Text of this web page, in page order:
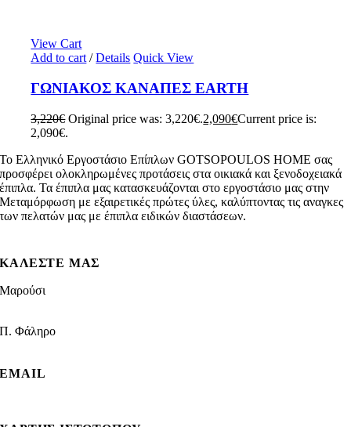
View Cart
Add to cart / Details Quick View
ΓΩΝΙΑΚΟΣ ΚΑΝΑΠΕΣ EARTH
3,220€ Original price was: 3,220€.2,090€Current price is:
2,090€.
To Ελληνικό Εργοστάσιο Επίπλων GOTSOPOULOS HOME σας
προσφέρει ολοκληρωμένες προτάσεις στα οικιακά και ξενοδοχειακά
έπιπλα. Τα έπιπλα μας κατασκευάζονται στο εργοστάσιο μας στην
Μεταμόρφωση με εξαιρετικές πρώτες ύλες, καλύπτοντας τις αναγκες
των πελατών μας με έπιπλα ειδικών διαστάσεων.
ΚΑΛΕΣΤΕ ΜΑΣ
Μαρούσι
Π. Φάληρο
EMAIL